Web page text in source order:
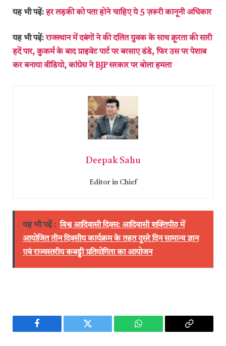
यह भी पढ़ें:हर लड़की को पता होने चाहिए ये 5 ज़रूरी कानूनी अधिकार
यह भी पढ़ें:राजस्थान में दबंगों ने की दलित युवक के साथ क्रूरता की सारी
हदें पार, कुकर्म के बाद प्राइवेट पार्ट पर बरसाए डंडे, फिर उस पर पेशाब
कर बनाया वीडियो, कांग्रेस ने BJP सरकार पर बोला हमला
Deepak Sahu
Editor in Chief
यह भी पढ़ें : विश्व आदिवासी दिवस: आदिवासी शक्तिपीठ में
आयोजित तीन दिवसीय कार्यक्रम के तहत दूसरे दिन सामान्य ज्ञान
एवं राज्यस्तरीय कबड्डी प्रतियोगिता का आयोजन
Facebook Twitter WhatsApp
Copy